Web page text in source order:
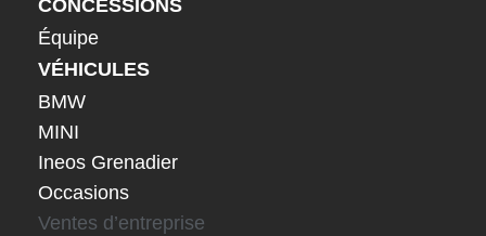
CONCESSIONS
Équipe
VÉHICULES
BMW
MINI
Ineos Grenadier
Occasions
Ventes d’entreprise